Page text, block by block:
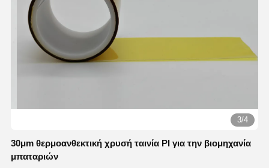
3/4
30μm θερμοανθεκτική χρυσή ταινία PI για την βιομηχανία
μπαταριών